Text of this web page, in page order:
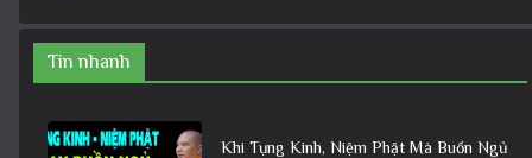
Tin nhanh
Khi Tụng Kinh, Niệm Phật Mà Buồn Ngủ